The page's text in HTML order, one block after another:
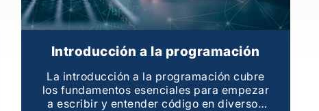
Introducción a la programación
La introducción a la programación cubre
los fundamentos esenciales para empezar
a escribir y entender código en diversos